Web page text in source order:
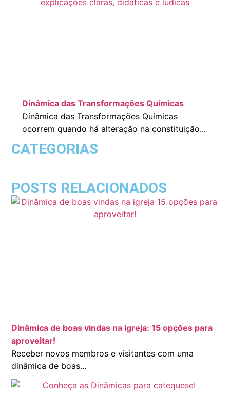
Dinâmica das Transformações Químicas
Dinâmica das Transformações Químicas
ocorrem quando há alteração na constituição...
CATEGORIAS
POSTS RELACIONADOS
Dinâmica de boas vindas na igreja: 15 opções para
aproveitar!
Receber novos membros e visitantes com uma
dinâmica de boas...